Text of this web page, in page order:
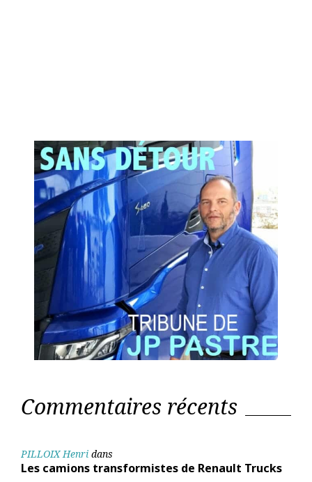
Commentaires récents
PILLOIX Henri dans
Les camions transformistes de Renault Trucks